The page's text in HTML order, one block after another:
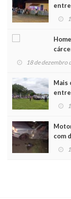
Noel
18 de dezembro
Mais
com